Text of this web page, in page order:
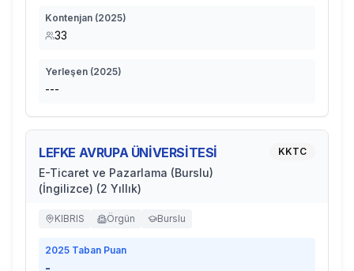
Kontenjan (2025)
33
Yerleşen (2025)
---
LEFKE AVRUPA ÜNİVERSİTESİ
E-Ticaret ve Pazarlama (Burslu)
(İngilizce) (2 Yıllık)
KKTC
KIBRIS Örgün Burslu
2025 Taban Puan
-